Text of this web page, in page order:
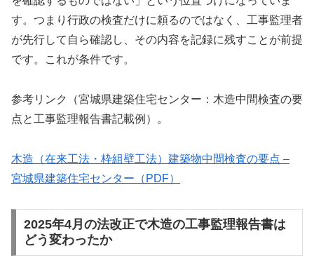
す。つまり行政の検査だけに頼るのではなく、工事監理者
が先行して自ら確認し、その内容を記録に残すことが前提
です。これが条件です。
参考リンク（宮城県建築住宅センター：木造中間検査の要
点と工事監理報告書記載例）。
木造（在来工法・枠組壁工法）建築物中間検査の要点 –
宮城県建築住宅センター（PDF）
2025年4月の法改正で木造の工事監理報告書は
どう変わったか